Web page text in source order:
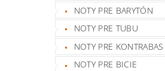
NOTY PRE BARYTÓN
NOTY PRE TUBU
NOTY PRE KONTRABAS
NOTY PRE BICIE